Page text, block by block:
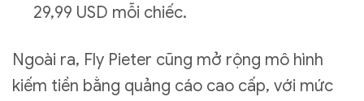
29,99 USD mỗi chiếc.
Ngoài ra, Fly Pieter cũng mở rộng mô hình
kiếm tiền bằng quảng cáo cao cấp, với mức